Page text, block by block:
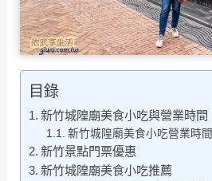
目錄
新竹城隍廟美食小吃與營業時間
新竹城隍廟美食小吃營業時間
新竹景點門票優惠
新竹城隍廟美食小吃推薦